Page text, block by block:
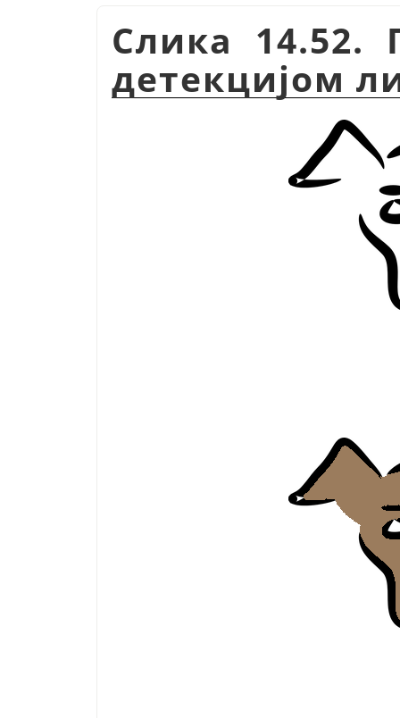
Слика
детекцијом